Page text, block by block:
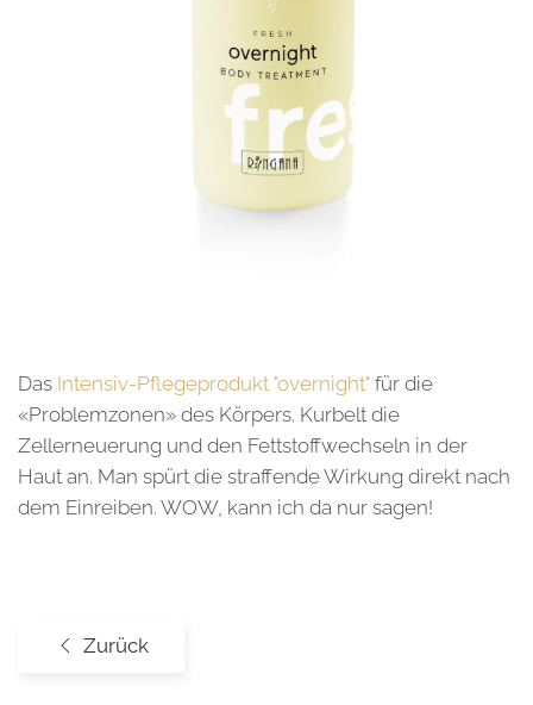
Das Intensiv-Pflegeprodukt "overnight" für die
«Problemzonen» des Körpers. Kurbelt die
Zellerneuerung und den Fettstoffwechseln in der
Haut an. Man spürt die straffende Wirkung direkt nach
dem Einreiben. WOW, kann ich da nur sagen!
Zurück